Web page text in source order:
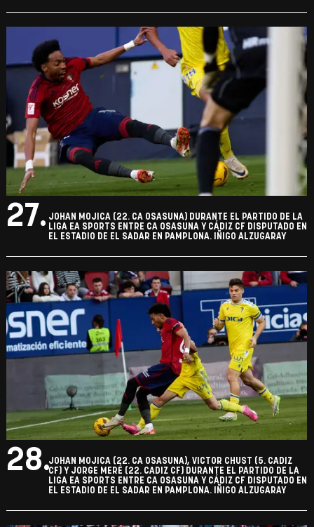
27. JOHAN MOJICA (22. CA OSASUNA) DURANTE EL PARTIDO DE LA
LIGA EA SPORTS ENTRE CA OSASUNA Y CÁDIZ CF DISPUTADO EN
EL ESTADIO DE EL SADAR EN PAMPLONA. IÑIGO ALZUGARAY
28.JOHAN MOJICA (22. CA OSASUNA), VICTOR CHUST (5. CADIZ
CF) Y JORGE MERÉ (22. CADIZ CF) DURANTE EL PARTIDO DE LA
LIGA EA SPORTS ENTRE CA OSASUNA Y CÁDIZ CF DISPUTADO EN
EL ESTADIO DE EL SADAR EN PAMPLONA. IÑIGO ALZUGARAY